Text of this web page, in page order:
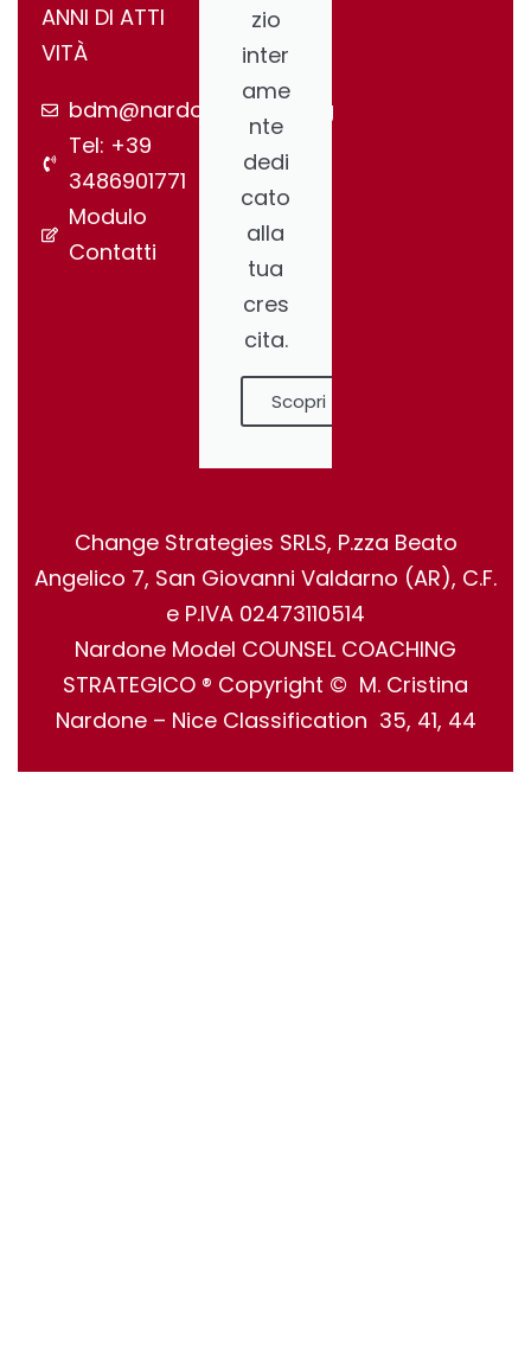
ANNI DI ATTI
VITÀ
bdm@nardonegroup.org
Tel: +39
3486901771
Modulo
Contatti
zio
inter
ame
nte
dedi
cato
alla
tua
cres
cita.
Scopri
Change Strategies SRLS, P.zza Beato
Angelico 7, San Giovanni Valdarno (AR), C.F.
e P.IVA 02473110514
Nardone Model COUNSEL COACHING
STRATEGICO ® Copyright © M. Cristina
Nardone – Nice Classification 35, 41, 44